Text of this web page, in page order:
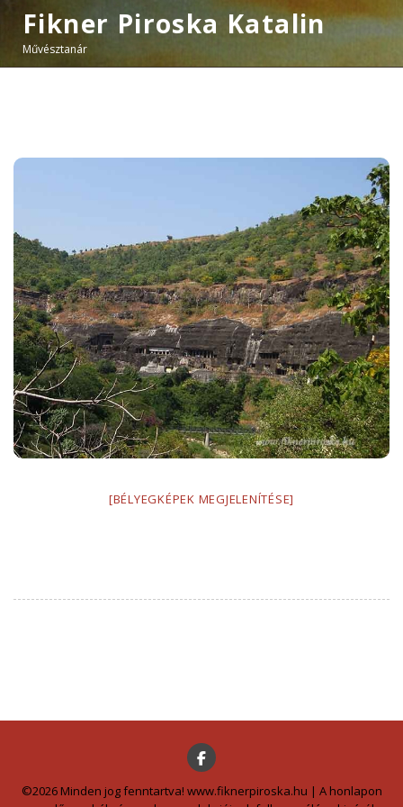
Fikner Piroska Katalin
Művésztanár
[BÉLYEGKÉPEK MEGJELENÍTÉSE]
©2026 Minden jog fenntartva! www.fiknerpiroska.hu | A honlapon